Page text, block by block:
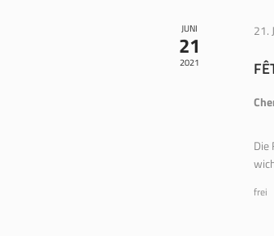
JUNI
21
2021
21.
Die
frei